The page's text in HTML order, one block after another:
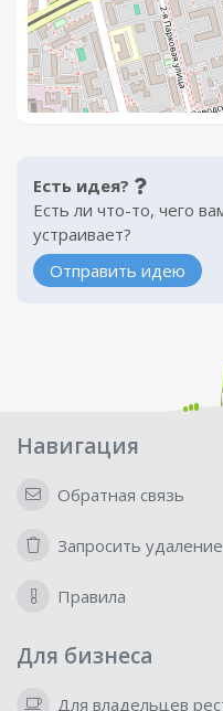
Есть идея?
Есть ли что-то, чего
устраивает?
Отправить идею
Навигация
Обратная связь
Запросить
Правила
Для бизнеса
Для владельцев